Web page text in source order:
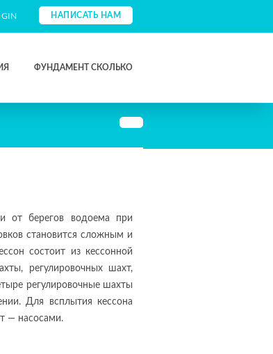
НАПИСАТЬ НАМ
ФУНДАМЕНТ СКОЛЬКО
от берегов водоема при
становится сложным и
состоит из кессонной
регулировочных шахт,
регулировочные шахты
Для всплытия кессона
— насосами.